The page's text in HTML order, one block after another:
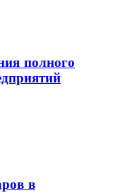
полного
в